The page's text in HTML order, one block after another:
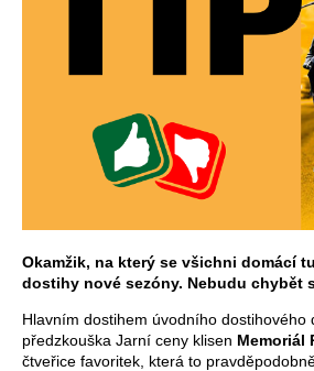
Okamžik, na který se všichni domácí
dostihy nové sezóny. Nebudu chybět
Hlavním dostihem úvodního dostihového
předzkouška Jarní ceny klisen Memoriál
čtveřice favoritek, která to